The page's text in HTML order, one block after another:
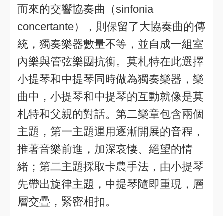
而來的交響協奏曲（sinfonia
concertante），則保留了大協奏曲的傳
統，獨奏樂器數量不等，並自成一組室
內樂與管弦樂團抗衡。莫札特在此選擇
小提琴和中提琴同時做為獨奏樂器，樂
曲中，小提琴和中提琴的互動就像是莫
札特和父親的對話。第二樂章包含兩個
主題，第一主題運用逐漸開展的音程，
推著音樂前進，加深哀悽、絕望的情
緒；第二主題採取卡農手法，由小提琴
先帶出旋律主題，中提琴隨即重現，層
層交疊，緊密相扣。